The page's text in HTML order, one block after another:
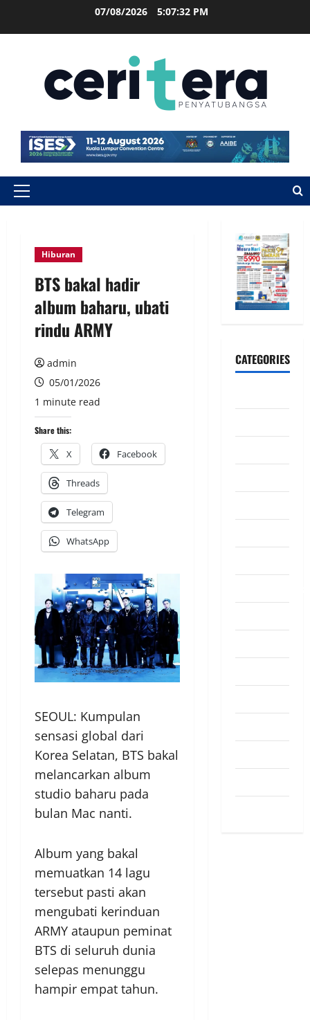
07/08/2026 5:07:33 PM
Hiburan
BTS bakal hadir
album baharu, ubati
rindu ARMY
admin
05/01/2026
1 minute read
Share this:
X Facebook
Threads
Telegram
WhatsApp
SEOUL: Kumpulan
sensasi global dari
Korea Selatan, BTS bakal
melancarkan album
studio baharu pada
bulan Mac nanti.
Album yang bakal
memuatkan 14 lagu
tersebut pasti akan
mengubati kerinduan
ARMY ataupun peminat
BTS di seluruh dunia
selepas menunggu
hampir empat tahun.
CATEGORIES